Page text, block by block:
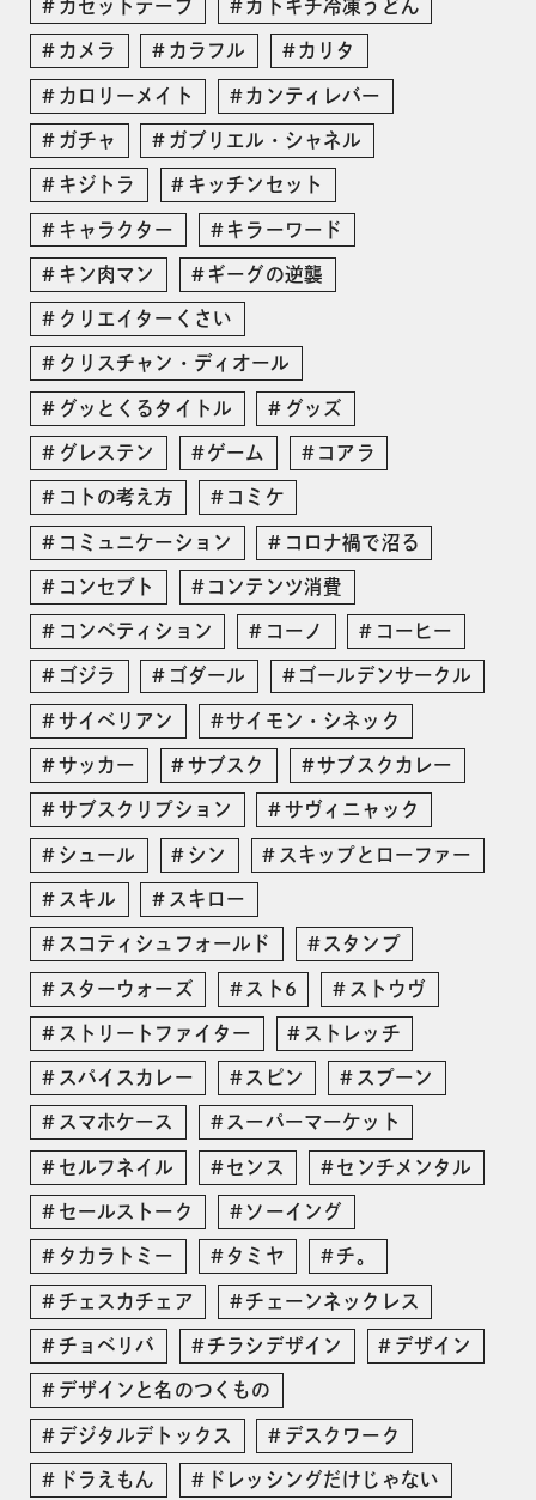
カセットテープ カトキチ冷凍うどん
カメラ カラフル カリタ
カロリーメイト カンティレバー
ガチャ ガブリエル・シャネル
キジトラ キッチンセット
キャラクター キラーワード
キン肉マン ギーグの逆襲
クリエイターくさい
クリスチャン・ディオール
グッとくるタイトル グッズ
グレステン ゲーム コアラ
コトの考え方 コミケ
コミュニケーション コロナ禍で沼る
コンセプト コンテンツ消費
コンペティション コーノ コーヒー
ゴジラ ゴダール ゴールデンサークル
サイベリアン サイモン・シネック
サッカー サブスク サブスクカレー
サブスクリプション サヴィニャック
シュール シン スキップとローファー
スキル スキロー
スコティシュフォールド スタンプ
スターウォーズ スト6 ストウヴ
ストリートファイター ストレッチ
スパイスカレー スピン スプーン
スマホケース スーパーマーケット
セルフネイル センス センチメンタル
セールストーク ソーイング
タカラトミー タミヤ チ。
チェスカチェア チェーンネックレス
チョベリバ チラシデザイン デザイン
デザインと名のつくもの
デジタルデトックス デスクワーク
ドラえもん ドレッシングだけじゃない